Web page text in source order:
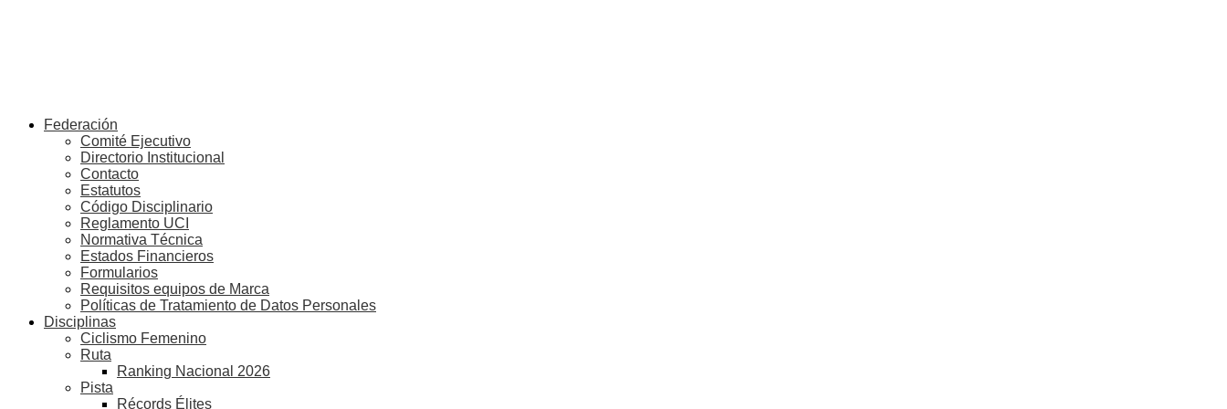
Federación
Comité Ejecutivo
Directorio Institucional
Contacto
Estatutos
Código Disciplinario
Reglamento UCI
Normativa Técnica
Estados Financieros
Formularios
Requisitos equipos de Marca
Políticas de Tratamiento de Datos Personales
Disciplinas
Ciclismo Femenino
Ruta
Ranking Nacional 2026
Pista
Récords Élites